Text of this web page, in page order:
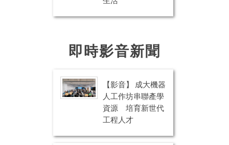
即時影音新聞
【影音】 成大機器
人工作坊串聯產學
資源 培育新世代
工程人才